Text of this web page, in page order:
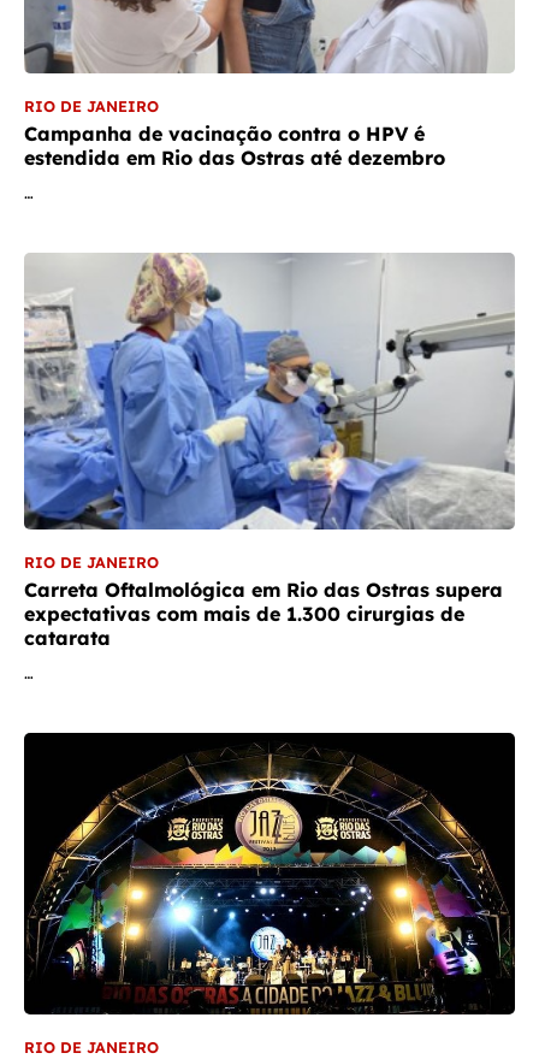
RIO DE JANEIRO
Campanha de vacinação contra o HPV é
estendida em Rio das Ostras até dezembro
…
RIO DE JANEIRO
Carreta Oftalmológica em Rio das Ostras supera
expectativas com mais de 1.300 cirurgias de
catarata
…
RIO DE JANEIRO